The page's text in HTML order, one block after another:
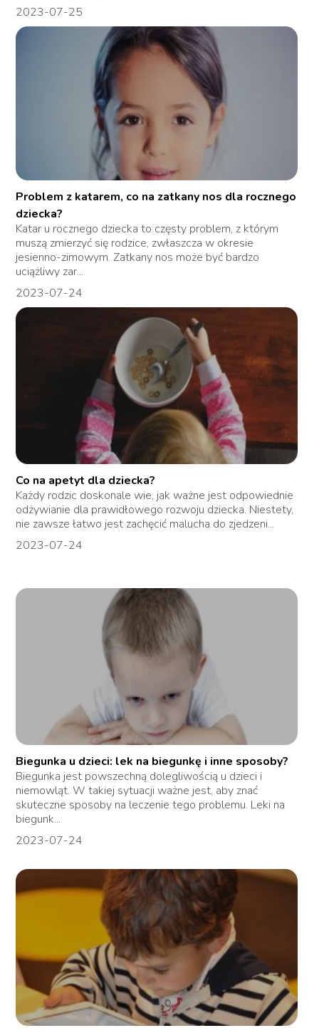
2023-07-25
Problem z katarem, co na zatkany nos dla rocznego
dziecka?
Katar u rocznego dziecka to częsty problem, z którym
muszą zmierzyć się rodzice, zwłaszcza w okresie
jesienno-zimowym. Zatkany nos może być bardzo
uciążliwy zar...
2023-07-24
Co na apetyt dla dziecka?
Każdy rodzic doskonale wie, jak ważne jest odpowiednie
odżywianie dla prawidłowego rozwoju dziecka. Niestety,
nie zawsze łatwo jest zachęcić malucha do zjedzeni...
2023-07-24
Biegunka u dzieci: lek na biegunkę i inne sposoby?
Biegunka jest powszechną dolegliwością u dzieci i
niemowląt. W takiej sytuacji ważne jest, aby znać
skuteczne sposoby na leczenie tego problemu. Leki na
biegunk...
2023-07-24